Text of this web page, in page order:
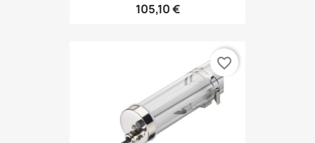
105,10 €
favorite_border